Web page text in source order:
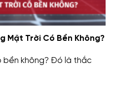
Mặt Trời Có Bền Không?
bền không? Đó là thắc